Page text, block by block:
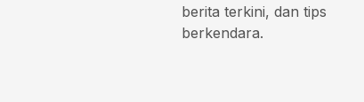
berita terkini, dan tips
berkendara.